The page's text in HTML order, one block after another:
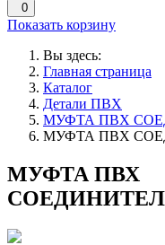
0
Показать корзину
Вы здесь:
Главная страница
Каталог
Детали ПВХ
МУФТА ПВХ
МУФТА ПВХ
МУФТА ПВХ